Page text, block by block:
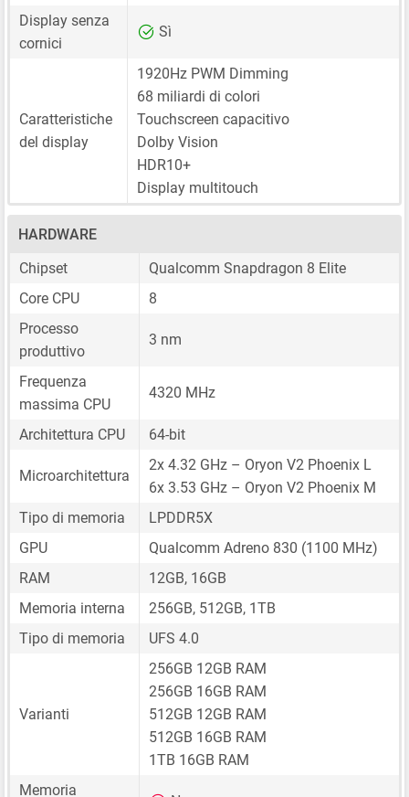
Display senza
cornici
Sì
Caratteristiche
del display
1920Hz PWM Dimming
68 miliardi di colori
Touchscreen capacitivo
Dolby Vision
HDR10+
Display multitouch
HARDWARE
Chipset
Qualcomm Snapdragon 8 Elite
Core CPU
8
Processo
produttivo
3 nm
Frequenza
massima CPU
4320 MHz
Architettura CPU 64-bit
Microarchitettura
2x 4.32 GHz – Oryon V2 Phoenix L
6x 3.53 GHz – Oryon V2 Phoenix M
Tipo di memoria
LPDDR5X
GPU
Qualcomm Adreno 830 (1100 MHz)
RAM
12GB, 16GB
Memoria interna
256GB, 512GB, 1TB
Tipo di memoria
UFS 4.0
Varianti
256GB 12GB RAM
256GB 16GB RAM
512GB 12GB RAM
512GB 16GB RAM
1TB 16GB RAM
Memoria